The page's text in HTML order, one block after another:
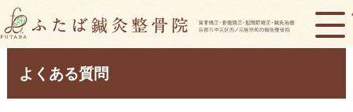
よくある質問